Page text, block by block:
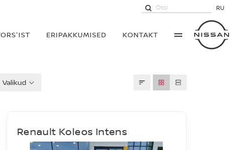
ERIPAKKUMISED KONTAKT
RU
Valikud
Renault Koleos Intens